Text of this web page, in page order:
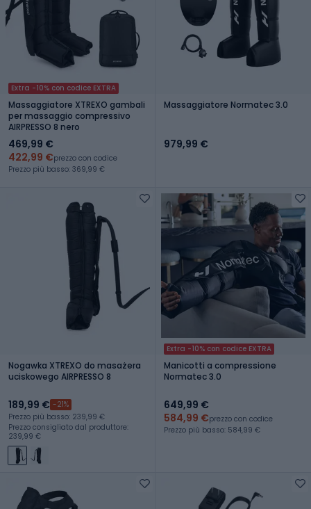
Extra -10% con codice EXTRA
Massaggiatore XTREXO gambali
per massaggio compressivo
AIRPRESSO 8 nero
469,99 €
422,99 €prezzo con codice
Prezzo più basso: 369,99 €
Massaggiatore Normatec 3.0
979,99 €
Nogawka XTREXO do masażera
uciskowego AIRPRESSO 8
189,99 € -21%
Prezzo più basso: 239,99 €
Prezzo consigliato dal produttore:
239,99 €
Extra -10% con codice EXTRA
Manicotti a compressione
Normatec 3.0
649,99 €
584,99 €prezzo con codice
Prezzo più basso: 584,99 €